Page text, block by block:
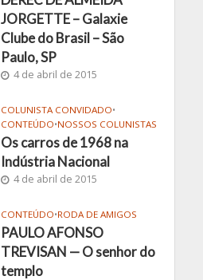
JORGETTE – Galaxie
Clube do Brasil – São
Paulo, SP
4 de abril de 2015
COLUNISTA CONVIDADO•
CONTEÚDO•NOSSOS COLUNISTAS
Os carros de 1968 na
Indústria Nacional
4 de abril de 2015
CONTEÚDO•RODA DE AMIGOS
PAULO AFONSO
TREVISAN — O senhor do
templo